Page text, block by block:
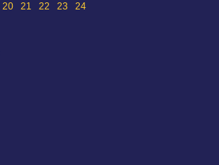
20 21 22 23 24